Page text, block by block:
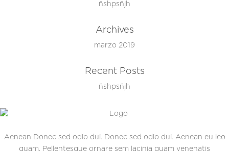
ñshpsñjh
Archives
marzo 2019
Recent Posts
ñshpsñjh
Aenean Donec sed odio dui. Donec sed odio dui. Aenean eu leo
quam. Pellentesque ornare sem lacinia quam venenatis